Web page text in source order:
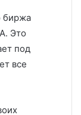
биржа
Это
под
все